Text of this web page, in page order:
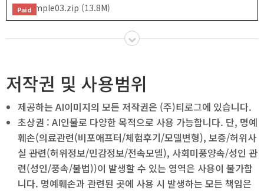
Paid
sample03.zip (13.8M)
저작권 및 사용범위
제공하는 AI이미지의 모든 저작권은 (주)티로그에 있습니다.
초상권 : AI인물로 다양한 목적으로 사용 가능합니다. 단, 명예
훼손(의료관련(비포애프터/체험후기/모델변형), 보증/허위사
실 관련(허위정보/민감정보/전속모델), 사회미풍양속/성인 관
련(성인/풍속/불법))이 발생할 수 있는 영역은 사용이 불가합
니다. 명예훼손과 관련된 곳에 사용 시 발생하는 모든 책임은